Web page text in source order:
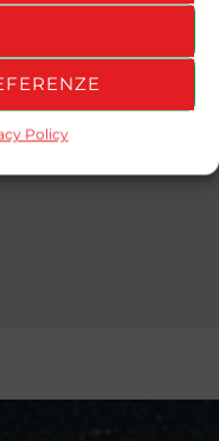
Policy
ASSISTS YELLOW
0 0